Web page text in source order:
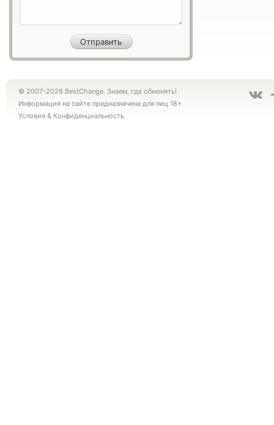
© 2007-2026 BestChange. Знаем, где обменять!
Информация на сайте предназначена для лиц 18+
Условия & Конфиденциальность